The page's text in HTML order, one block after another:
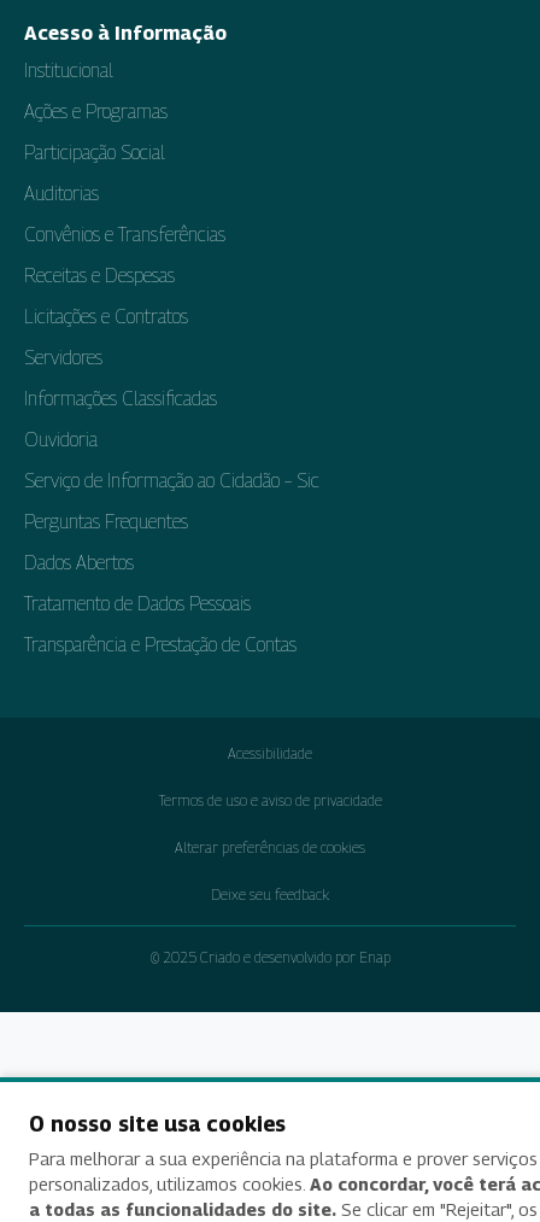
Acesso à Informação
Institucional
Ações e Programas
Participação Social
Auditorias
Convênios e Transferências
Receitas e Despesas
Licitações e Contratos
Servidores
Informações Classificadas
Ouvidoria
Serviço de Informação ao Cidadão – Sic
Perguntas Frequentes
Dados Abertos
Tratamento de Dados Pessoais
Transparência e Prestação de Contas
Acessibilidade
Termos de uso e aviso de privacidade
Alterar preferências de cookies
Deixe seu feedback
© 2025 Criado e desenvolvido por Enap
O nosso site usa cookies
Para melhorar a sua experiência na plataforma e prover serviços
personalizados, utilizamos cookies. Ao concordar, você terá
a todas as funcionalidades do site. Se clicar em "Rejeitar", os